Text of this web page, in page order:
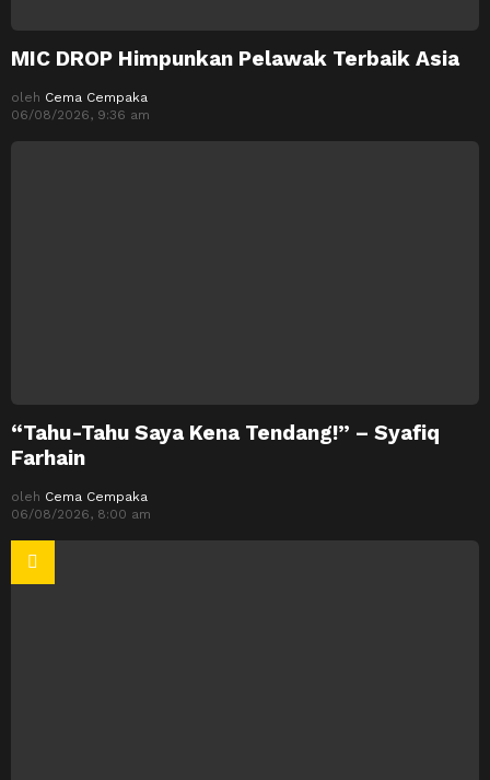
MIC DROP Himpunkan Pelawak Terbaik Asia
oleh Cema Cempaka
06/08/2026, 9:36 am
“Tahu-Tahu Saya Kena Tendang!” – Syafiq
Farhain
oleh Cema Cempaka
06/08/2026, 8:00 am